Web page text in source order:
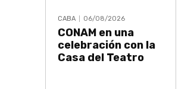
CABA 06/08/2026
CONAM en una
celebración con la
Casa del Teatro